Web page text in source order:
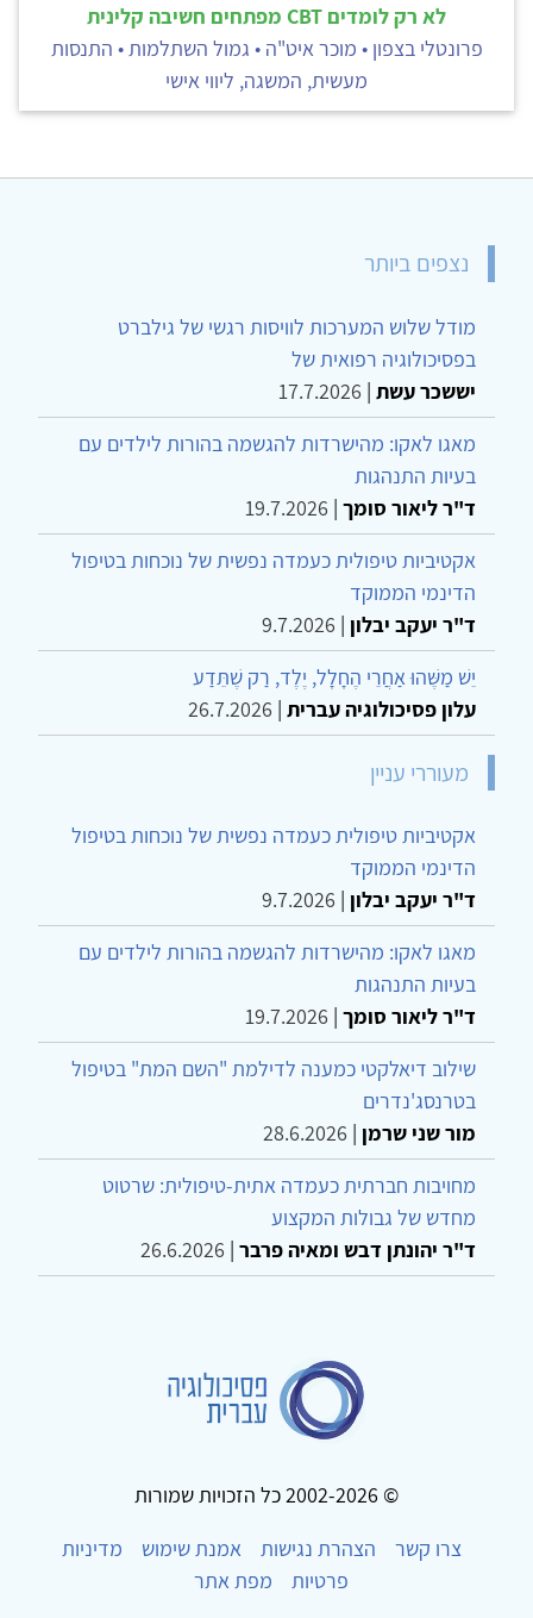
לא רק לומדים CBT מפתחים חשיבה קלינית
פרונטלי בצפון • מוכר איט"ה • גמול השתלמות • התנסות
מעשית, המשגה, ליווי אישי
נצפים ביותר
מודל שלוש המערכות לוויסות רגשי של גילברט
בפסיכולוגיה רפואית של
יששכר עשת |
17.7.2026
מאגו לאקו: מהישרדות להגשמה בהורות לילדים עם
בעיות התנהגות
ד"ר ליאור סומך |
19.7.2026
אקטיביות טיפולית כעמדה נפשית של נוכחות בטיפול
הדינמי הממוקד
ד"ר יעקב יבלון |
9.7.2026
יֵשׁ מַשֶּׁהוּ אַחֲרֵי הֶחָלָל, יֶלֶד, רַק שֶׁתֵּדַע
עלון פסיכולוגיה עברית |
26.7.2026
מעוררי עניין
אקטיביות טיפולית כעמדה נפשית של נוכחות בטיפול
הדינמי הממוקד
ד"ר יעקב יבלון |
9.7.2026
מאגו לאקו: מהישרדות להגשמה בהורות לילדים עם
בעיות התנהגות
ד"ר ליאור סומך |
19.7.2026
שילוב דיאלקטי כמענה לדילמת "השם המת" בטיפול
בטרנסג'נדרים
מור שני שרמן |
28.6.2026
מחויבות חברתית כעמדה אתית-טיפולית: שרטוט
מחדש של גבולות המקצוע
ד"ר יהונתן דבש ומאיה פרבר |
26.6.2026
© 2002-2026 כל הזכויות שמורות
צרו קשר
הצהרת נגישות אמנת שימוש
מדיניות
פרטיות
מפת אתר